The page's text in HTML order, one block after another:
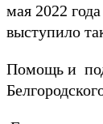
мая 2022
выступило
Помощь и